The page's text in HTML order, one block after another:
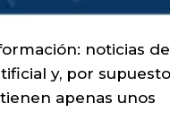
noticias de
y, por
apenas unos